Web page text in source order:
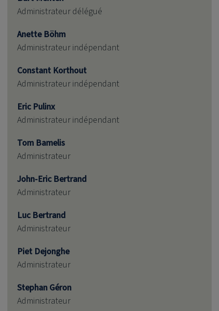
Administrateur délégué
Anette Böhm
Administrateur indépendant
Constant Korthout
Administrateur indépendant
Eric Pulinx
Administrateur indépendant
Tom Bamelis
Administrateur
John-Eric Bertrand
Administrateur
Luc Bertrand
Administrateur
Piet Dejonghe
Administrateur
Stephan Géron
Administrateur